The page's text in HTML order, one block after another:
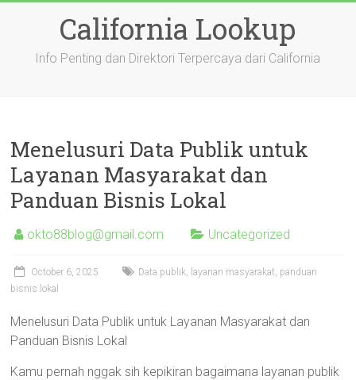
California Lookup
Info Penting dan Direktori Terpercaya dari California
Menelusuri Data Publik untuk
Layanan Masyarakat dan
Panduan Bisnis Lokal
okto88blog@gmail.com Uncategorized
October 6, 2025
Data publik, layanan masyarakat, panduan
bisnis lokal
Menelusuri Data Publik untuk Layanan Masyarakat dan
Panduan Bisnis Lokal
Kamu pernah nggak sih kepikiran bagaimana layanan publik